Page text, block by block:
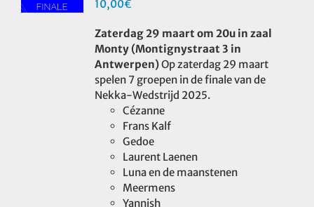
10,00€
Zaterdag 29 maart om 20u in zaal
Monty (Montignystraat 3 in
Antwerpen)Op zaterdag 29 maart
spelen 7 groepen in de finale van de
Nekka-Wedstrijd 2025.
Cézanne
Frans Kalf
Gedoe
Laurent Laenen
Luna en de maanstenen
Meermens
Yannish